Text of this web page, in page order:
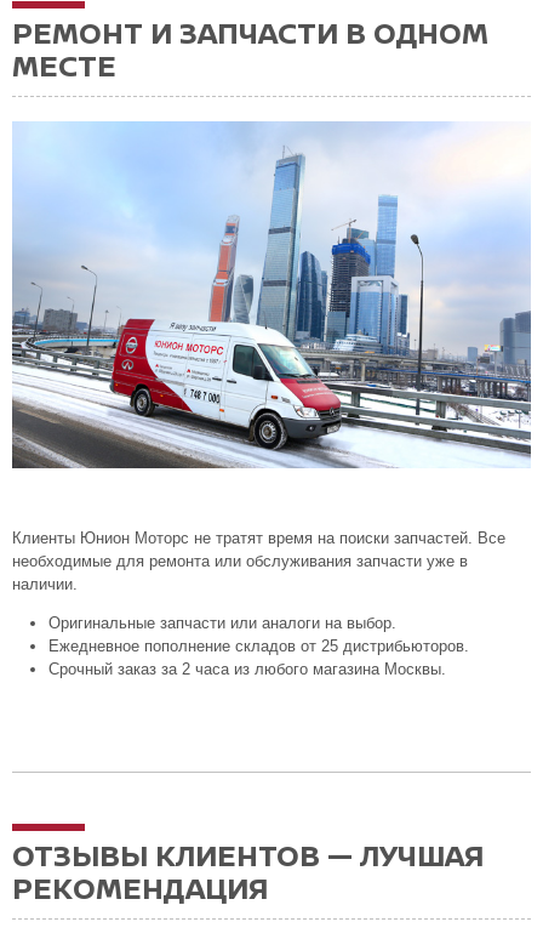
РЕМОНТ И ЗАПЧАСТИ В ОДНОМ
МЕСТЕ
Клиенты Юнион Моторс не тратят время на поиски запчастей. Все
необходимые для ремонта или обслуживания запчасти уже в
наличии.
Оригинальные запчасти или аналоги на выбор.
Ежедневное пополнение складов от 25 дистрибьюторов.
Срочный заказ за 2 часа из любого магазина Москвы.
ОТЗЫВЫ КЛИЕНТОВ — ЛУЧШАЯ
РЕКОМЕНДАЦИЯ